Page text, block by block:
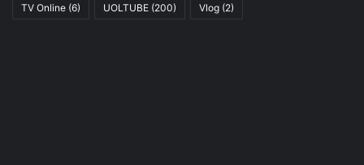
TV Online (6) UOLTUBE (200) Vlog (2)